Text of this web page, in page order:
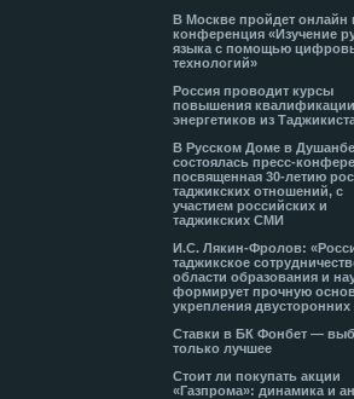
В Москве пройдет онлайн
конференция «Изучение
языка с помощью
технологий»
Россия проводит курсы
повышения
энергетиков из
В Русском Доме в
состоялась пресс-
посвященная 30-летию
таджикских отношений, с
участием российских и
таджикских СМИ
И.С. Лякин-Фролов:
таджикское
области образования и
формирует прочную
укрепления двусторонних
Ставки в БК Фонбет —
только лучшее
Стоит ли покупать акции
«Газпрома»: динамика и